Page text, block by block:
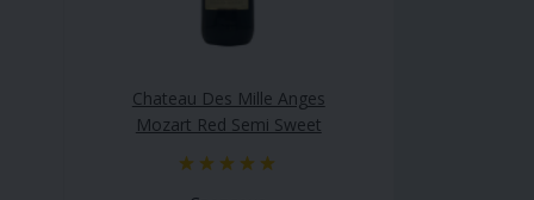
Chateau Des Mille Anges
Mozart Red Semi Sweet